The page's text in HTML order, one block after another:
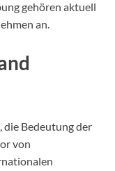
gehören aktuell
an.
die Bedeutung der
von